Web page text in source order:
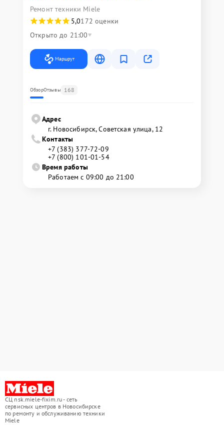
Ремонт техники Miele
5,0172 оценки
Открыто до 21:00
Маршрут
ОбзорОтзывы 168
Адрес
г. Новосибирск, Советская улица, 12
Контакты
+7 (383) 377-72-09
+7 (800) 101-01-54
Время работы
Работаем с 09:00 до 21:00
СЦ nsk.miele-fixim.ru - сеть
сервисных центров в Новосибирске
по ремонту и обслуживанию техники
Miele